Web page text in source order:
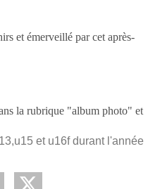
et émerveillé par cet après-
la rubrique "album photo" et
et u16f durant l'année